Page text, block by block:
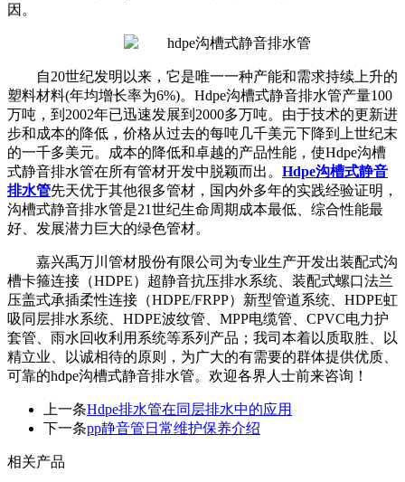
因。
自20世纪发明以来，它是唯一一种产能和需求持续上升的
塑料材料(年均增长率为6%)。Hdpe沟槽式静音排水管产量100
万吨，到2002年已迅速发展到2000多万吨。由于技术的更新进
步和成本的降低，价格从过去的每吨几千美元下降到上世纪末
的一千多美元。成本的降低和卓越的产品性能，使Hdpe沟槽
式静音排水管在所有管材开发中脱颖而出。 Hdpe沟槽式静音
排水管先天优于其他很多管材，国内外多年的实践经验证明，
沟槽式静音排水管是21世纪生命周期成本最低、综合性能最
好、发展潜力巨大的绿色管材。
嘉兴禹万川管材股份有限公司为专业生产开发出装配式沟
槽卡箍连接（HDPE）超静音抗压排水系统、装配式螺口法兰
压盖式承插柔性连接（HDPE/FRPP）新型管道系统、HDPE虹
吸同层排水系统、HDPE波纹管、MPP电缆管、CPVC电力护
套管、雨水回收利用系统等系列产品；我司本着以质取胜、以
精立业、以诚相待的原则，为广大的有需要的群体提供优质、
可靠的hdpe沟槽式静音排水管。欢迎各界人士前来咨询！
上一条Hdpe排水管在同层排水中的应用
下一条pp静音管日常维护保养介绍
相关产品